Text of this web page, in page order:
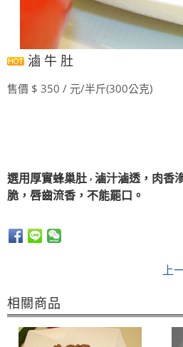
滷 牛 肚
售價 $ 350 / 元/半斤(300公克)
選用厚實蜂巢肚 ， 滷汁滷透，肉香
脆，唇齒流香，不能罷口。
上
相關商品